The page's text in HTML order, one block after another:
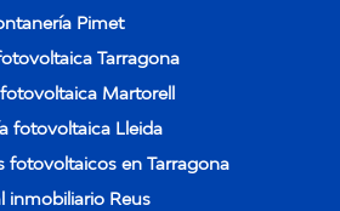
Pimet
Tarragona
Martorell
fotovoltaica Lleida
fotovoltaicos en Tarragona
inmobiliario Reus